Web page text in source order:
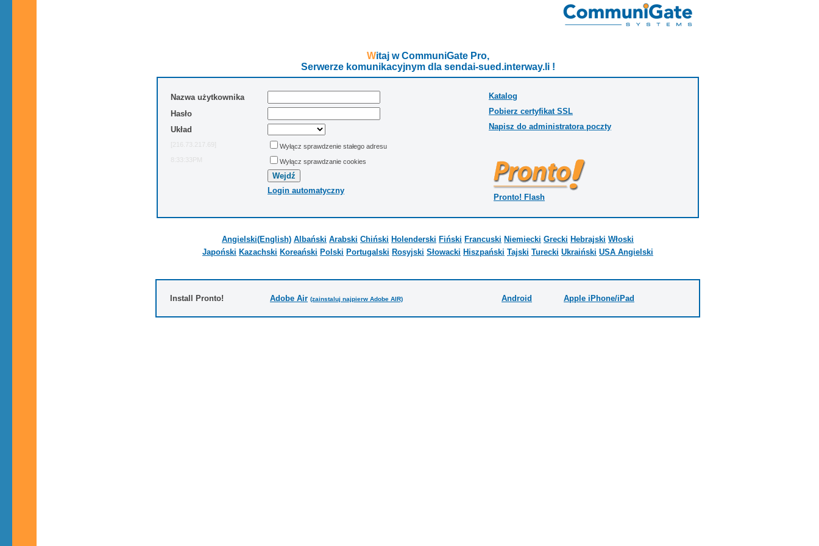
Witaj w CommuniGate Pro,
Serwerze komunikacyjnym dla sendai-sued.interway.li !
Nazwa użytkownika
Hasło
Układ
[216.73.217.69]
Wyłącz sprawdzenie stałego adresu
8:33:33PM
Wyłącz sprawdzanie cookies
Login automatyczny
Katalog
Pobierz certyfikat SSL
Napisz do administratora poczty
Pronto! Flash
Angielski(English) Albański Arabski Chiński Holenderski Fiński Francuski Niemiecki Grecki Hebrajski Włoski
Japoński Kazachski Koreański Polski Portugalski Rosyjski Słowacki Hiszpański Tajski Turecki Ukraiński USA Angielski
Install Pronto! Adobe Air (zainstaluj najpierw Adobe AIR) Android Apple iPhone/iPad